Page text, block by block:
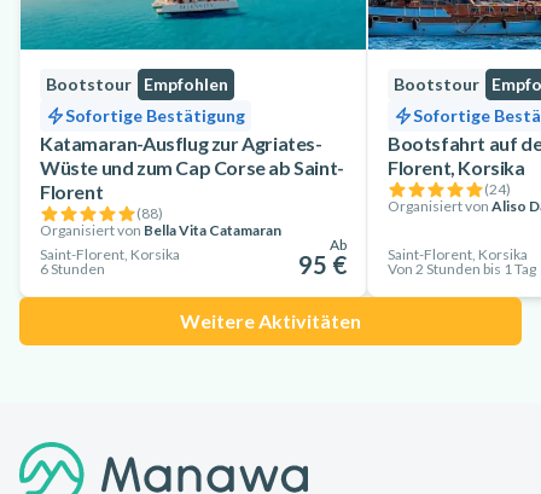
Bootstour
Empfohlen
Sofortige Bestätigung
Katamaran-Ausflug zur Agriates-
Wüste und zum Cap Corse ab Saint-
Florent
(88)
Organisiert von Bella Vita Catamaran
Saint-Florent, Korsika
6 Stunden
Ab
95 €
Bootstour
Sofortige
Bootsfahrt auf
Florent, Korsika
(24)
Organisiert von Aliso
Saint-Florent, Korsika
Von 2 Stunden bis 1 Tag
Weitere Aktivitäten